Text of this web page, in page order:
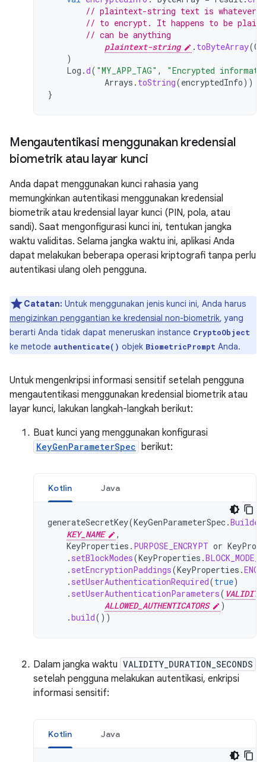
// plaintext-string text is whatever
// to encrypt. It happens to be
// can be anything
plaintext-string
. toByteArray(
)
Log .d( "MY_APP_TAG" ,
"Encrypted
Arrays . toString(encryptedInfo))
}
Mengautentikasi menggunakan kredensial
biometrik atau layar kunci
Anda dapat menggunakan kunci rahasia yang
memungkinkan autentikasi menggunakan kredensial
biometrik atau kredensial layar kunci (PIN, pola, atau
sandi). Saat mengonfigurasi kunci ini, tentukan jangka
waktu validitas. Selama jangka waktu ini, aplikasi Anda
dapat melakukan beberapa operasi kriptografi tanpa perlu
autentikasi ulang oleh pengguna.
Catatan: Untuk menggunakan jenis kunci ini, Anda harus
mengizinkan penggantian ke kredensial non-biometrik, yang
berarti Anda tidak dapat meneruskan instance CryptoObject
ke metode authenticate() objek BiometricPrompt Anda.
Untuk mengenkripsi informasi sensitif setelah pengguna
mengautentikasi menggunakan kredensial biometrik atau
layar kunci, lakukan langkah-langkah berikut:
Buat kunci yang menggunakan konfigurasi
KeyGenParameterSpec berikut:
Kotlin Java
generateSecretKey(KeyGenParameterSpec.Builder
KEY_NAME
,
KeyProperties . PURPOSE_ENCRYPT or
. setBlockModes(KeyProperties .
. setEncryptionPaddings(KeyProperties .
. setUserAuthenticationRequired(true)
. setUserAuthenticationParameters(
ALLOWED_AUTHENTICATORS
)
.build())
Dalam jangka waktu VALIDITY_DURATION_SECONDS
setelah pengguna melakukan autentikasi, enkripsi
informasi sensitif:
Kotlin Java